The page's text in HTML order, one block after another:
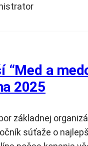
“Med a
2025
základnej
súťaže o